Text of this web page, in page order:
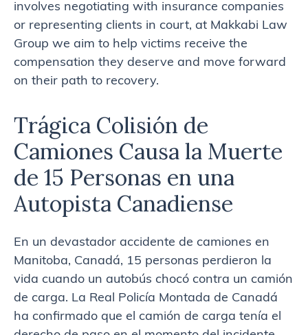
involves negotiating with insurance companies
or representing clients in court, at Makkabi Law
Group we aim to help victims receive the
compensation they deserve and move forward
on their path to recovery.
Trágica Colisión de
Camiones Causa la Muerte
de 15 Personas en una
Autopista Canadiense
En un devastador accidente de camiones en
Manitoba, Canadá, 15 personas perdieron la
vida cuando un autobús chocó contra un camión
de carga. La Real Policía Montada de Canadá
ha confirmado que el camión de carga tenía el